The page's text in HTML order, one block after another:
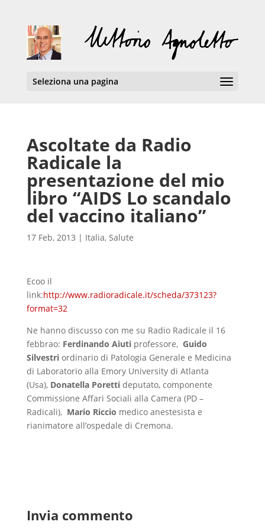
Seleziona una pagina
Ascoltate da Radio
Radicale la
presentazione del mio
libro “AIDS Lo scandalo
del vaccino italiano”
17 Feb, 2013 | Italia, Salute
Ecoo il
link:http://www.radioradicale.it/scheda/373123?
format=32
Ne hanno discusso con me su Radio Radicale il 16
febbrao: Ferdinando Aiuti professore, Guido
Silvestri ordinario di Patologia Generale e Medicina
di Laboratorio alla Emory University di Atlanta
(Usa), Donatella Poretti deputato, componente
Commissione Affari Sociali alla Camera (PD –
Radicali), Mario Riccio medico anestesista e
rianimatore all’ospedale di Cremona.
Invia commento